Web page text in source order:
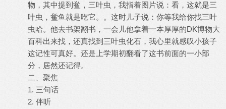
物，其中提到鲎，三叶虫，我指着图片说：看，这就是三
叶虫，鲎鱼就是吃它。。这时儿子说：你等我给你找三叶
虫哈。他去书架翻书，一会儿他拿着一本厚厚的DK博物大
百科出来找，还真找到三叶虫化石，我心里就感叹小孩子
这记性可真好。还是上学期初翻看了这书前面的一小部
分，居然还记得。
二、聚焦
1. 三句话
2. 伴听